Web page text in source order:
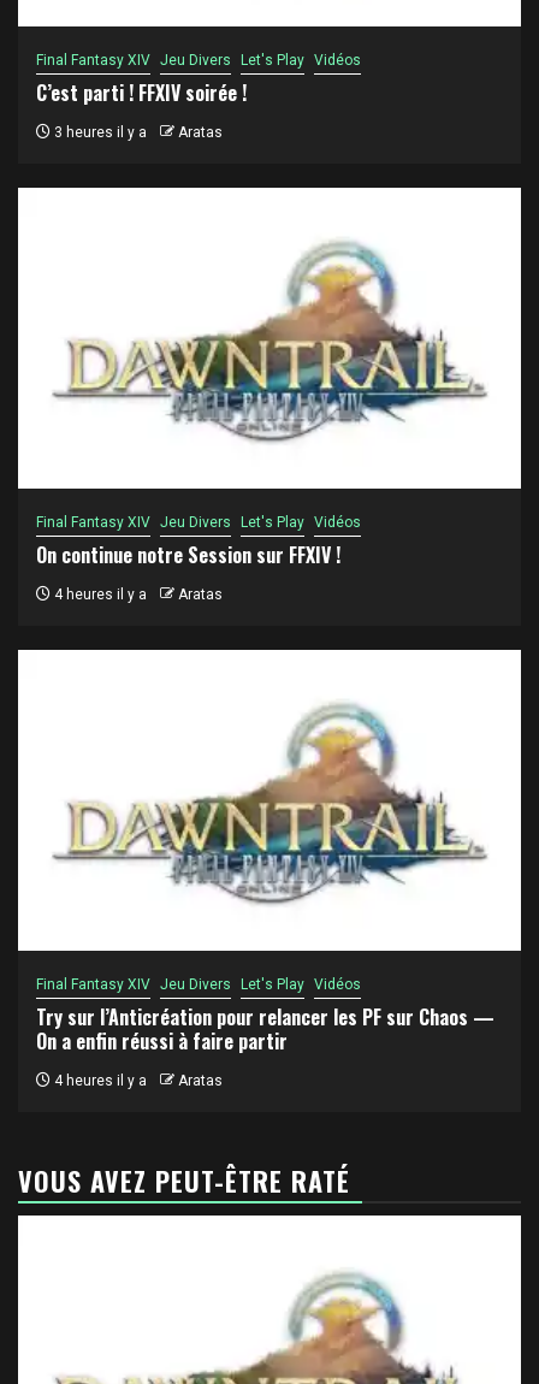
Final Fantasy XIV Jeu Divers Let's Play Vidéos
C’est parti ! FFXIV soirée !
3 heures il y a Aratas
Final Fantasy XIV Jeu Divers Let's Play Vidéos
On continue notre Session sur FFXIV !
4 heures il y a Aratas
Final Fantasy XIV Jeu Divers Let's Play Vidéos
Try sur l’Anticréation pour relancer les PF sur Chaos —
On a enfin réussi à faire partir
4 heures il y a Aratas
VOUS AVEZ PEUT-ÊTRE RATÉ